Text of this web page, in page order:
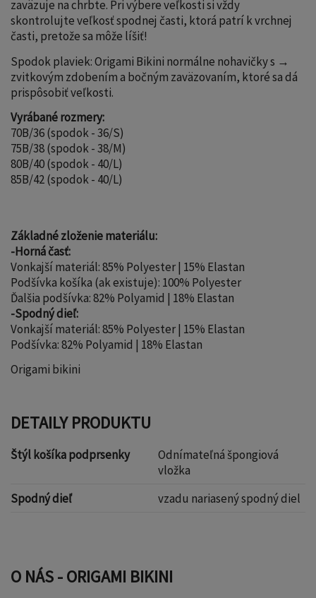
zaväzuje na chrbte. Pri výbere veľkosti si vždy
skontrolujte veľkosť spodnej časti, ktorá patrí k vrchnej
časti, pretože sa môže líšiť!
Spodok plaviek: Origami Bikini normálne nohavičky s →
zvitkovým zdobením a bočným zaväzovaním, ktoré sa dá
prispôsobiť veľkosti.
Vyrábané rozmery:
70B/36 (spodok - 36/S)
75B/38 (spodok - 38/M)
80B/40 (spodok - 40/L)
85B/42 (spodok - 40/L)
Základné zloženie materiálu:
-Horná časť:
Vonkajší materiál: 85% Polyester | 15% Elastan
Podšívka košíka (ak existuje): 100% Polyester
Ďalšia podšívka: 82% Polyamid | 18% Elastan
-Spodný dieľ:
Vonkajší materiál: 85% Polyester | 15% Elastan
Podšívka: 82% Polyamid | 18% Elastan
Origami bikini
DETAILY PRODUKTU
Štýl košíka podprsenky
Odnímateľná špongiová
vložka
Spodný dieľ
vzadu nariasený spodný diel
O NÁS - ORIGAMI BIKINI